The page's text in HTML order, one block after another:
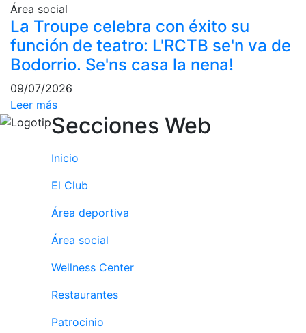
Campeonato
Social
Normativa
Otros deportes
Área social
Activitats
culturales
Conferencias
Inspirational
Actividades
Juegos de
Área social
La Troupe celebra con éxito su
función de teatro: L'RCTB se'n va de
Bodorrio. Se'ns casa la nena!
09/07/2026
Leer más
Secciones Web
Inicio
El Club
Área deportiva
Área social
Wellness Center
Restaurantes
Patrocinio